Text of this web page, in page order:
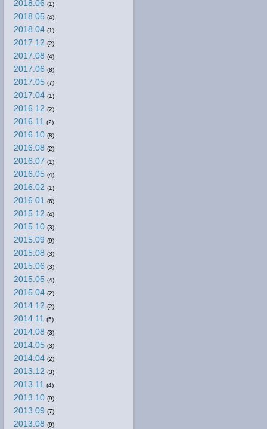
2018.06 (1)
2018.05 (4)
2018.04 (1)
2017.12 (2)
2017.08 (4)
2017.06 (8)
2017.05 (7)
2017.04 (1)
2016.12 (2)
2016.11 (2)
2016.10 (8)
2016.08 (2)
2016.07 (1)
2016.05 (4)
2016.02 (1)
2016.01 (6)
2015.12 (4)
2015.10 (3)
2015.09 (9)
2015.08 (3)
2015.06 (3)
2015.05 (4)
2015.04 (2)
2014.12 (2)
2014.11 (5)
2014.08 (3)
2014.05 (3)
2014.04 (2)
2013.12 (3)
2013.11 (4)
2013.10 (9)
2013.09 (7)
2013.08 (9)